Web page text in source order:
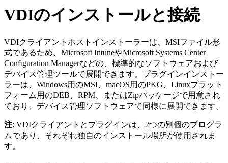
VDIのインストールと接続
VDIクライアントホストインストーラーは、MSIファイル形
式であるため、Microsoft IntuneやMicrosoft Systems Center
Conﬁguration Managerなどの、標準的なソフトウェアおよび
デバイス管理ツールで展開できます。プラグインインストー
ラーは、Windows用のMSI、macOS用のPKG、Linuxプラット
フォーム用のDEB、RPM、またはZipパッケージで用意され
ており、デバイス管理ソフトウェアで同様に展開できます。
注: VDIクライアントとプラグインは、2つの別個のプログラ
ムであり、それぞれ独自のインストール場所が使用されま
す。